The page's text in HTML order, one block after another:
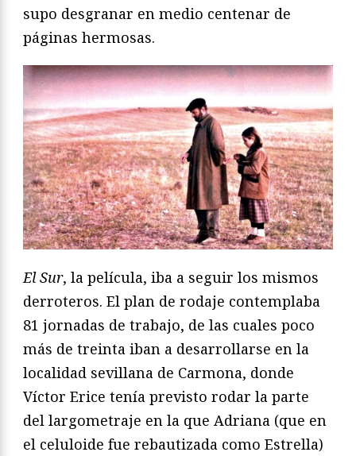
supo desgranar en medio centenar de
páginas hermosas.
El Sur, la película, iba a seguir los mismos
derroteros. El plan de rodaje contemplaba
81 jornadas de trabajo, de las cuales poco
más de treinta iban a desarrollarse en la
localidad sevillana de Carmona, donde
Víctor Erice tenía previsto rodar la parte
del largometraje en la que Adriana (que en
el celuloide fue rebautizada como Estrella)